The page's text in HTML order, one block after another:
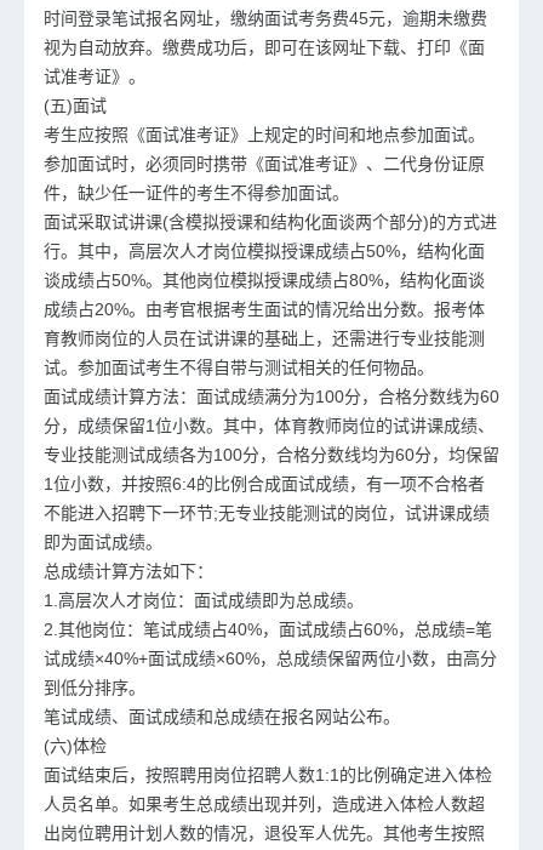
时间登录笔试报名网址，缴纳面试考务费45元，逾期未缴费
视为自动放弃。缴费成功后，即可在该网址下载、打印《面
试准考证》。
(五)面试
考生应按照《面试准考证》上规定的时间和地点参加面试。
参加面试时，必须同时携带《面试准考证》、二代身份证原
件，缺少任一证件的考生不得参加面试。
面试采取试讲课(含模拟授课和结构化面谈两个部分)的方式进
行。其中，高层次人才岗位模拟授课成绩占50%，结构化面
谈成绩占50%。其他岗位模拟授课成绩占80%，结构化面谈
成绩占20%。由考官根据考生面试的情况给出分数。报考体
育教师岗位的人员在试讲课的基础上，还需进行专业技能测
试。参加面试考生不得自带与测试相关的任何物品。
面试成绩计算方法：面试成绩满分为100分，合格分数线为60
分，成绩保留1位小数。其中，体育教师岗位的试讲课成绩、
专业技能测试成绩各为100分，合格分数线均为60分，均保留
1位小数，并按照6:4的比例合成面试成绩，有一项不合格者
不能进入招聘下一环节;无专业技能测试的岗位，试讲课成绩
即为面试成绩。
总成绩计算方法如下：
1.高层次人才岗位：面试成绩即为总成绩。
2.其他岗位：笔试成绩占40%，面试成绩占60%，总成绩=笔
试成绩×40%+面试成绩×60%，总成绩保留两位小数，由高分
到低分排序。
笔试成绩、面试成绩和总成绩在报名网站公布。
(六)体检
面试结束后，按照聘用岗位招聘人数1:1的比例确定进入体检
人员名单。如果考生总成绩出现并列，造成进入体检人数超
出岗位聘用计划人数的情况，退役军人优先。其他考生按照